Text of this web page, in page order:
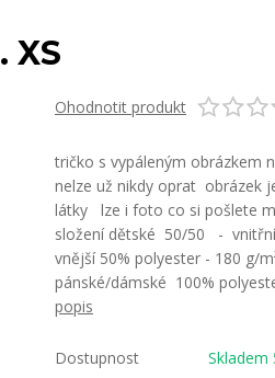
XS
Ohodnotit produkt
tričko s vypáleným obrázkem
nelze už nikdy oprat obrázek
látky lze i foto co si pošlete
složení dětské 50/50 -
vnější 50% polyester - 180 g/
pánské/dámské 100%
popis
Dostupnost Skladem